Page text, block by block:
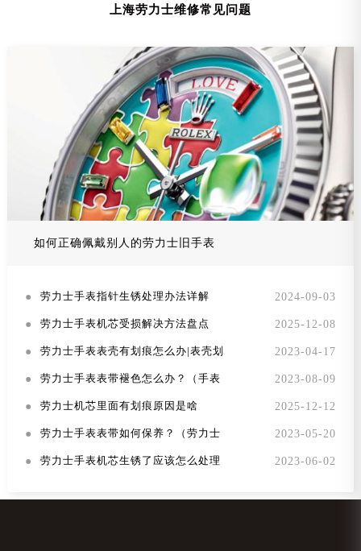
上海劳力士维修常见问题
如何正确佩戴别人的劳力士旧手表
● 劳力士手表指针生锈处理办法详解 2024-09-03
● 劳力士手表机芯受损解决方法盘点 2025-12-08
● 劳力士手表表壳有划痕怎么办|表壳划 2023-04-17
● 劳力士手表表带褪色怎么办？（手表 2023-08-09
● 劳力士机芯里面有划痕原因是啥 2025-12-12
● 劳力士手表表带如何保养？（劳力士 2023-05-20
● 劳力士手表机芯生锈了应该怎么处理 2023-06-02